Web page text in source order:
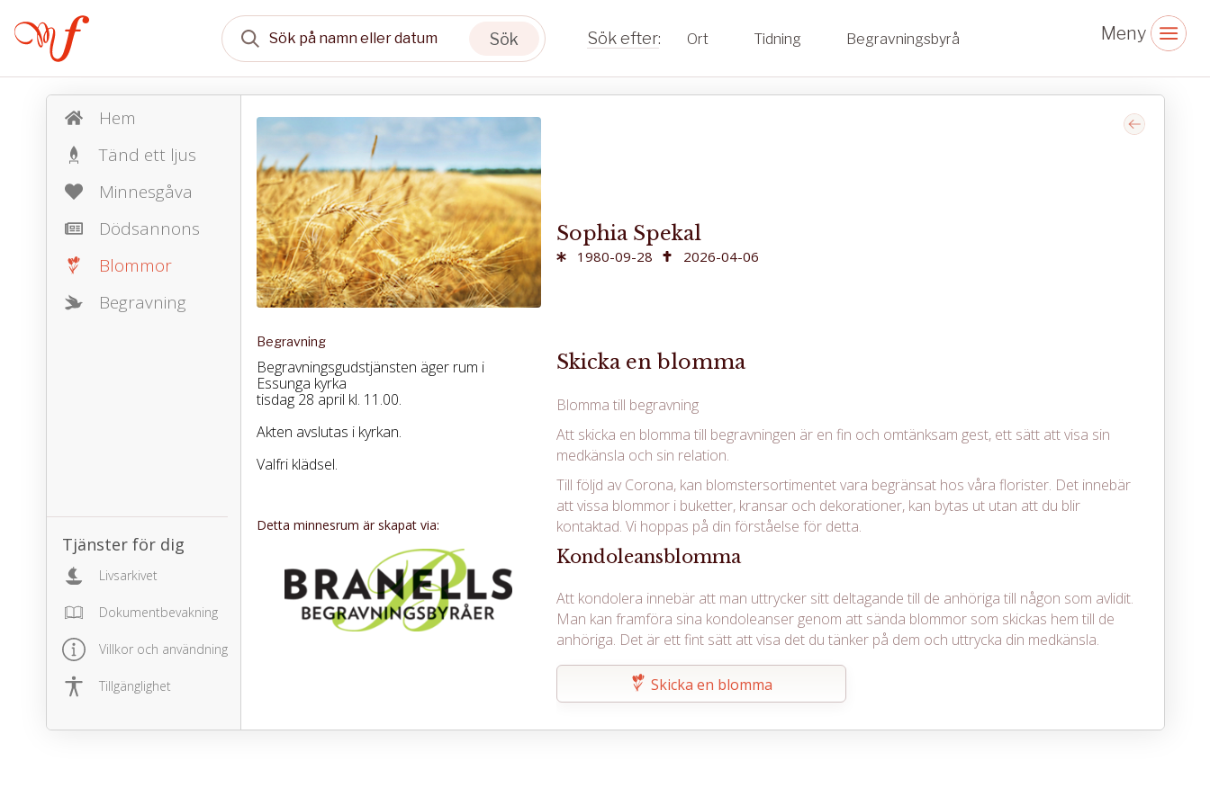
Sök Ort Tidning Begravningsbyrå
Hem
Tänd ett ljus
Minnesgåva
Dödsannons
Blommor
Begravning
Tjänster för dig
Livsarkivet
Dokumentbevakning
Villkor och användning
Tillgänglighet
Begravning
Begravningsgudstjänsten äger rum i
Essunga kyrka
tisdag 28 april kl. 11.00.
Akten avslutas i kyrkan.
Valfri klädsel.
Tänk gärna på
Detta minnesrum är skapat via:
Sophia Spekal
1980-09-28 2026-04-06
Skicka en blomma
Blomma till begravning
Att skicka en blomma till begravningen är en fin och omtänksam gest, ett sätt att visa sin
medkänsla och sin relation.
Till följd av Corona, kan blomstersortimentet vara begränsat hos våra florister. Det innebär
att vissa blommor i buketter, kransar och dekorationer, kan bytas ut utan att du blir
kontaktad. Vi hoppas på din förståelse för detta.
Kondoleansblomma
Att kondolera innebär att man uttrycker sitt deltagande till de anhöriga till någon som avlidit.
Man kan framföra sina kondoleanser genom att sända blommor som skickas hem till de
anhöriga. Det är ett fint sätt att visa det du tänker på dem och uttrycka din medkänsla.
Skicka en blomma